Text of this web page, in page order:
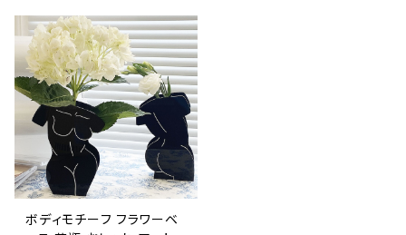
ボディモチーフ フラワーベ